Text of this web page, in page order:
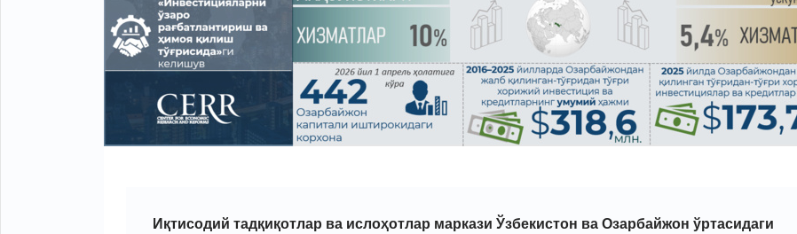
Иқтисодий тадқиқотлар ва ислоҳотлар маркази Ўзбекистон ва Озарбайжон ўртасидаги